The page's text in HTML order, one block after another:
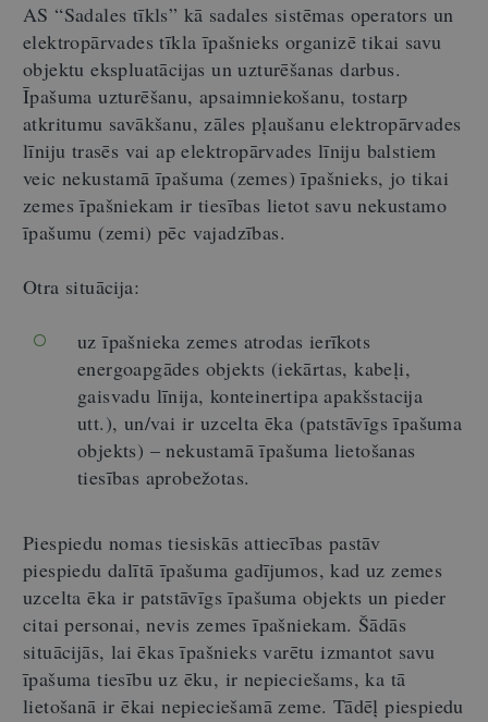
AS “Sadales tīkls” kā sadales sistēmas operators un
elektropārvades tīkla īpašnieks organizē tikai savu
objektu ekspluatācijas un uzturēšanas darbus.
Īpašuma uzturēšanu, apsaimniekošanu, tostarp
atkritumu savākšanu, zāles pļaušanu elektropārvades
līniju trasēs vai ap elektropārvades līniju balstiem
veic nekustamā īpašuma (zemes) īpašnieks, jo tikai
zemes īpašniekam ir tiesības lietot savu nekustamo
īpašumu (zemi) pēc vajadzības.
Otra situācija:
uz īpašnieka zemes atrodas ierīkots
energoapgādes objekts (iekārtas, kabeļi,
gaisvadu līnija, konteinertipa apakšstacija
utt.), un/vai ir uzcelta ēka (patstāvīgs īpašuma
objekts) – nekustamā īpašuma lietošanas
tiesības aprobežotas.
Piespiedu nomas tiesiskās attiecības pastāv
piespiedu dalītā īpašuma gadījumos, kad uz zemes
uzcelta ēka ir patstāvīgs īpašuma objekts un pieder
citai personai, nevis zemes īpašniekam. Šādās
situācijās, lai ēkas īpašnieks varētu izmantot savu
īpašuma tiesību uz ēku, ir nepieciešams, ka tā
lietošanā ir ēkai nepieciešamā zeme. Tādēļ piespiedu